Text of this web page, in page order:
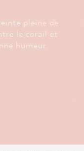
pleine de
le corail et
humeur.